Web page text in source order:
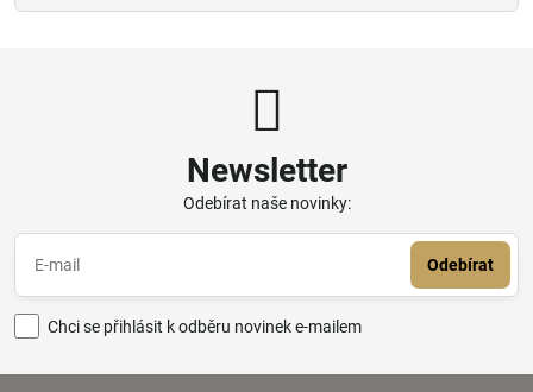
Newsletter
Odebírat naše novinky:
Odebírat
Chci se přihlásit k odběru novinek e-mailem